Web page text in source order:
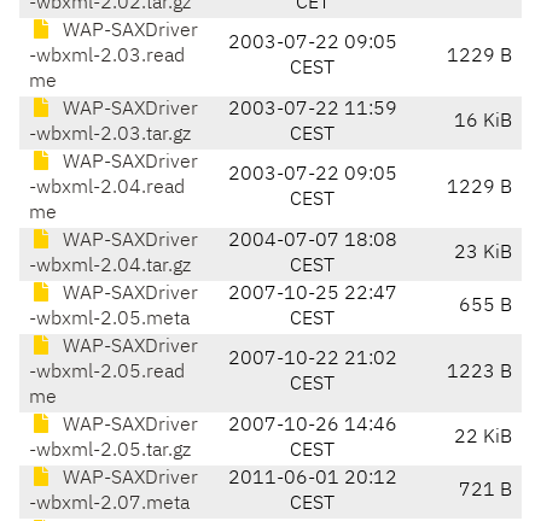
WAP-SAXDriver
-wbxml-2.03.read
me
2003-07-22 09:05
CEST
1229 B
WAP-SAXDriver
-wbxml-2.03.tar.gz
2003-07-22 11:59
CEST
16 KiB
WAP-SAXDriver
-wbxml-2.04.read
me
2003-07-22 09:05
CEST
1229 B
WAP-SAXDriver
-wbxml-2.04.tar.gz
2004-07-07 18:08
CEST
23 KiB
WAP-SAXDriver
-wbxml-2.05.meta
2007-10-25 22:47
CEST
655 B
WAP-SAXDriver
-wbxml-2.05.read
me
2007-10-22 21:02
CEST
1223 B
WAP-SAXDriver
-wbxml-2.05.tar.gz
2007-10-26 14:46
CEST
22 KiB
WAP-SAXDriver
-wbxml-2.07.meta
2011-06-01 20:12
CEST
721 B